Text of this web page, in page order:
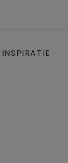
INSPIRATIE